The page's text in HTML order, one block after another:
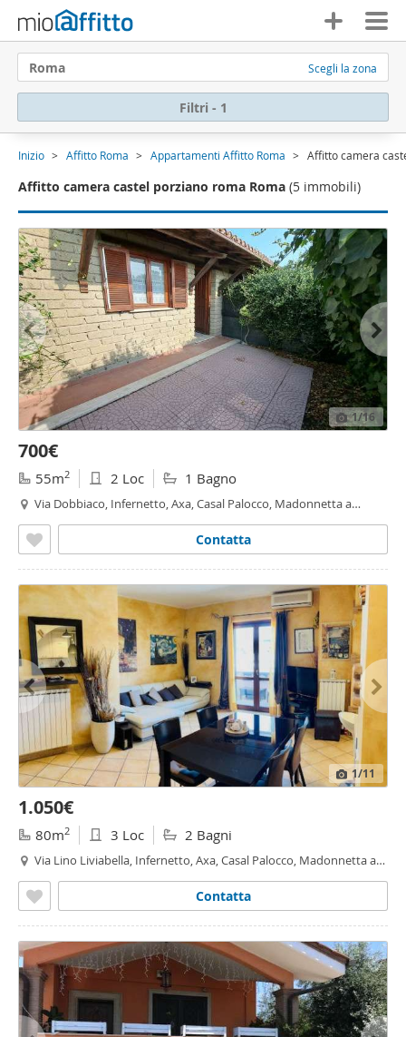
Roma Scegli la zona
Filtri - 1
Inizio Affitto Roma Appartamenti Affitto Roma Affitto camera
Affitto camera castel porziano roma Roma (5 immobili)
1/16
700€
55m2 2 Loc 1 Bagno
Via Dobbiaco, Infernetto, Axa, Casal Palocco, Madonnetta a
Contatta
1/11
1.050€
80m2 3 Loc 2 Bagni
Via Lino Liviabella, Infernetto, Axa, Casal Palocco, Madonnetta a
Contatta